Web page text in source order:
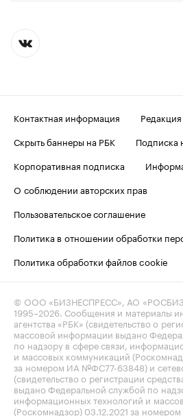
Контактная информация
Редакция
Скрыть баннеры на РБК
Подписка
Корпоративная подписка
О соблюдении авторских прав
Пользовательское соглашение
Политика в отношении обработки
Политика обработки файлов cookie
© ООО «БИЗНЕСПРЕСС», АО
1995–2026 . Сообщения и материалы
агентства «РБК» (свидетельство о
массовой информации выдано
по надзору в сфере связи,
и массовых коммуникаций
за номером ИА №ФС77-63848) и
(свидетельство о регистрации
выдано Федеральной службой по
информационных технологий и
(Роскомнадзор) 03.12.2021 за